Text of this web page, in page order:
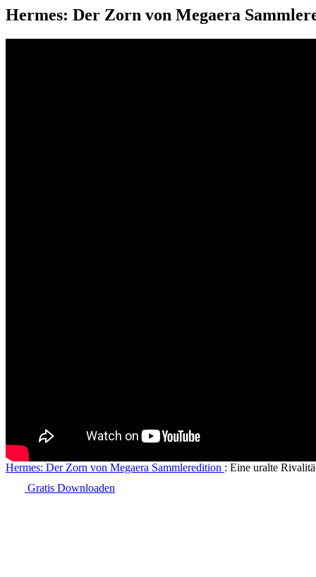
Hermes: Der Zorn von Megaera
Hermes: Der Zorn von Megaera Sammleredition : Eine uralte
Gratis Downloaden